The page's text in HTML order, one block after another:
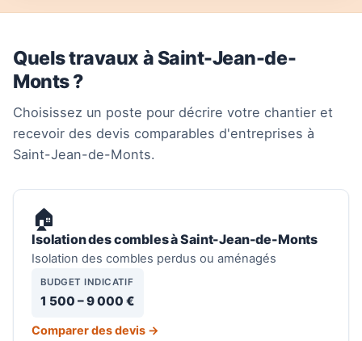
Quels travaux à Saint-Jean-de-
Monts ?
Choisissez un poste pour décrire votre chantier et
recevoir des devis comparables d'entreprises à
Saint-Jean-de-Monts.
🏠
Isolation des combles à Saint-Jean-de-Monts
Isolation des combles perdus ou aménagés
BUDGET INDICATIF
1 500 – 9 000 €
Comparer des devis →